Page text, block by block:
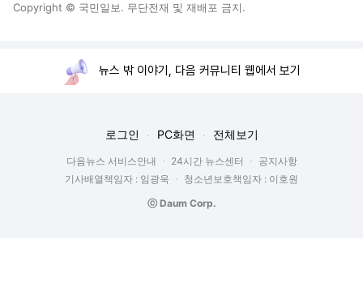
Copyright © 국민일보. 무단전재 및 재배포 금지.
뉴스 밖 이야기, 다음 커뮤니티 웹에서 보기
로그인 PC화면 전체보기
다음뉴스 서비스안내 24시간 뉴스센터
공지사항
기사배열책임자 : 임광욱
청소년보호책임자 : 이호원
ⓒ Daum Corp.